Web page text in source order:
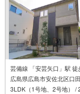
芸備線 「安芸矢口」駅 徒
広島県広島市安佐北区口
3LDK（1号地、2号地） /